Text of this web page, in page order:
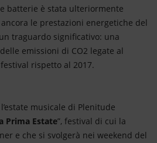
batterie è stata ulteriormente
le prestazioni energetiche del
traguardo significativo: una
emissioni di CO2 legate al
rispetto al 2017.
musicale di Plenitude
Prima Estate”, festival di cui la
e che si svolgerà nei weekend del